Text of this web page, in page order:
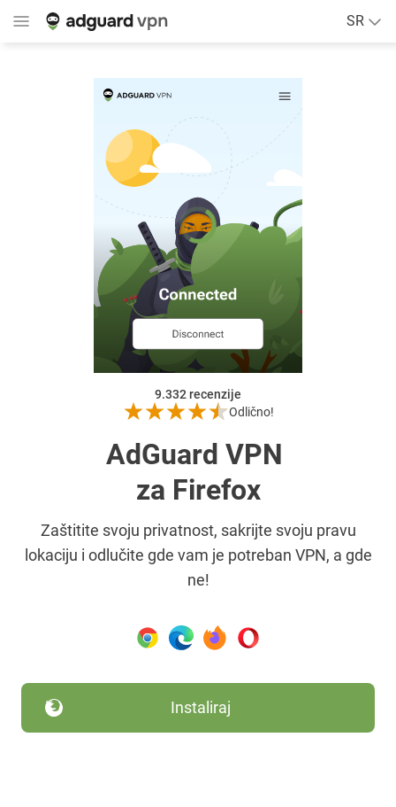
SR
9.332recenzije
Odlično!
AdGuard VPN
za Firefox
Zaštitite svoju privatnost, sakrijte svoju pravu
lokaciju i odlučite gde vam je potreban VPN, a gde
ne!
Instaliraj